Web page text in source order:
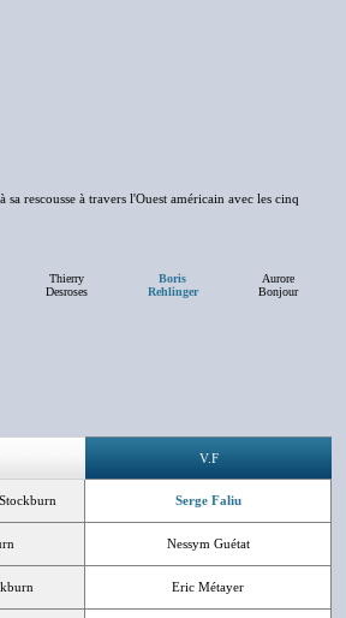
sa rescousse à travers l'Ouest américain avec les cinq
Thierry
Desroses
Boris
Rehlinger
Aurore
Bonjour
V.F
Stockburn Serge Faliu
Nessym Guétat
Eric Métayer